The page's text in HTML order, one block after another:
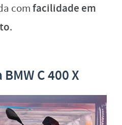
comfacilidade em
.
C 400 X